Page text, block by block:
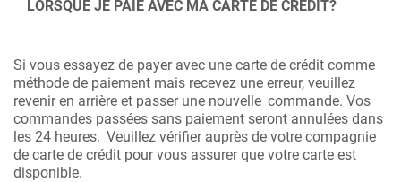
LORSQUE JE PAIE AVEC MA CARTE DE CRÉDIT?
Si vous essayez de payer avec une carte de crédit comme
méthode de paiement mais recevez une erreur, veuillez
revenir en arrière et passer une nouvelle commande. Vos
commandes passées sans paiement seront annulées dans
les 24 heures. Veuillez vérifier auprès de votre compagnie
de carte de crédit pour vous assurer que votre carte est
disponible.